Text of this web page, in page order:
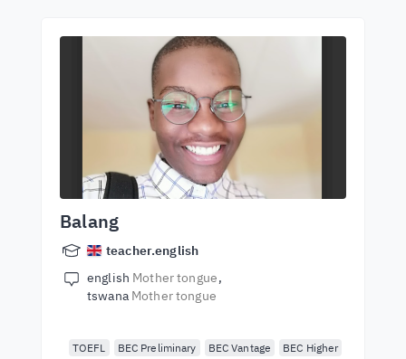
Balang
teacher.english
english Mother tongue
tswana Mother tongue
TOEFL BEC Preliminary BEC Vantage BEC Higher